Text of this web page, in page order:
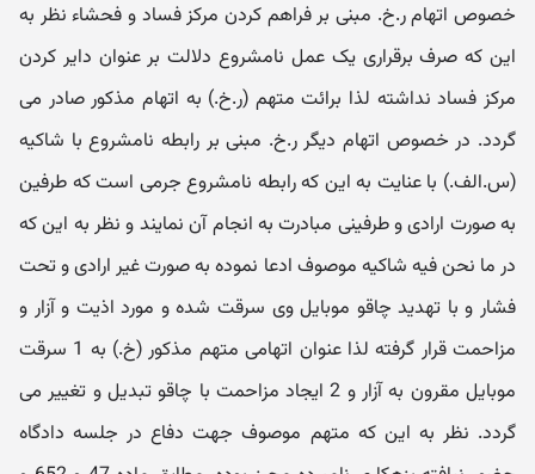
خصوص اتهام ر.خ. مبنی بر فراهم کردن مرکز فساد و فحشاء نظر به
این که صرف برقراری یک عمل نامشروع دلالت بر عنوان دایر کردن
مرکز فساد نداشته لذا برائت متهم (ر.خ.) به اتهام مذکور صادر می
گردد. در خصوص اتهام دیگر ر.خ. مبنی بر رابطه نامشروع با شاکیه
(س.الف.) با عنایت به این که رابطه نامشروع جرمی است که طرفین
به صورت ارادی و طرفینی مبادرت به انجام آن نمایند و نظر به این که
در ما نحن فیه شاکیه موصوف ادعا نموده به صورت غیر ارادی و تحت
فشار و با تهدید چاقو موبایل وی سرقت شده و مورد اذیت و آزار و
مزاحمت قرار گرفته لذا عنوان اتهامی متهم مذکور (خ.) به 1 سرقت
موبایل مقرون به آزار و 2 ایجاد مزاحمت با چاقو تبدیل و تغییر می
گردد. نظر به این که متهم موصوف جهت دفاع در جلسه دادگاه